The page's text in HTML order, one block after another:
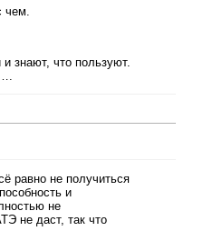
чем.
знают, что пользуют.
равно не получиться
и
не
не даст, так что